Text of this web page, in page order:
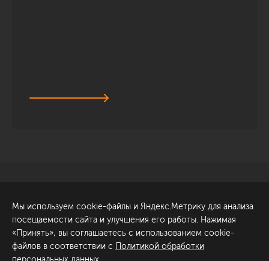
Обсудить проект
ул. Академика Павлова, 6
к1
+7 (812) 200-95-55
Мы используем cookie-файлы и Яндекс.Метрику для анализа
посещаемости сайта и улучшения его работы. Нажимая
«Принять», вы соглашаетесь с использованием cookie-
файлов в соответствии с Политикой обработки